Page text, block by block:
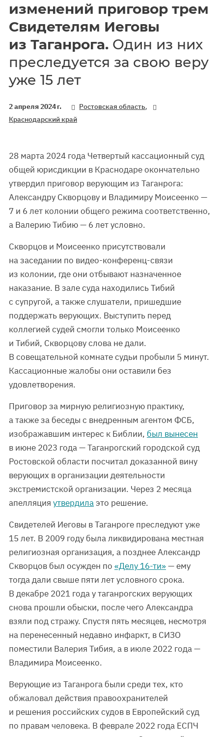
изменений приговор трем
Свидетелям Иеговы
из Таганрога. Один из них
преследуется за свою веру
уже 15 лет
2 апреля 2024 г. Ростовская область,
Краснодарский край
28 марта 2024 года Четвертый кассационный суд
общей юрисдикции в Краснодаре окончательно
утвердил приговор верующим из Таганрога:
Александру Скворцову и Владимиру Моисеенко —
7 и 6 лет колонии общего режима соответственно,
а Валерию Тибию — 6 лет условно.
Скворцов и Моисеенко присутствовали
на заседании по видео-конференц-связи
из колонии, где они отбывают назначенное
наказание. В зале суда находились Тибий
с супругой, а также слушатели, пришедшие
поддержать верующих. Выступить перед
коллегией судей смогли только Моисеенко
и Тибий, Скворцову слова не дали.
В совещательной комнате судьи пробыли 5 минут.
Кассационные жалобы они оставили без
удовлетворения.
Приговор за мирную религиозную практику,
а также за беседы с внедренным агентом ФСБ,
изображавшим интерес к Библии, был вынесен
в июне 2023 года — Таганрогский городской суд
Ростовской области посчитал доказанной вину
верующих в организации деятельности
экстремистской организации. Через 2 месяца
апелляция утвердилаэто решение.
Свидетелей Иеговы в Таганроге преследуют уже
15 лет. В 2009 году была ликвидирована местная
религиозная организация, а позднее Александр
Скворцов был осужден по «Делу 16-ти»— ему
тогда дали свыше пяти лет условного срока.
В декабре 2021 года у таганрогских верующих
снова прошли обыски, после чего Александра
взяли под стражу. Спустя пять месяцев, несмотря
на перенесенный недавно инфаркт, в СИЗО
поместили Валерия Тибия, а в июле 2022 года —
Владимира Моисеенко.
Верующие из Таганрога были среди тех, кто
обжаловал действия правоохранителей
и решения российских судов в Европейский суд
по правам человека. В феврале 2022 года ЕСПЧ